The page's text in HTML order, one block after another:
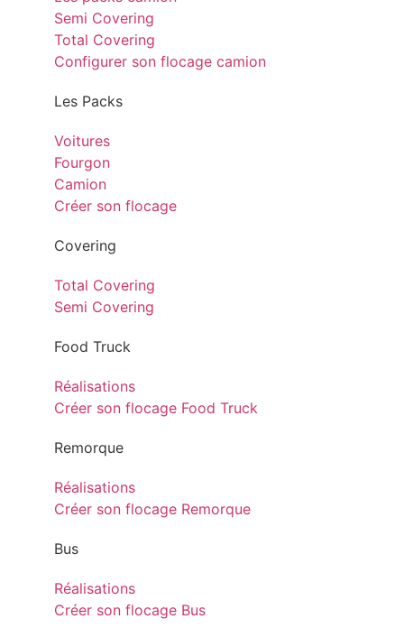
Semi Covering
Total Covering
Configurer son flocage camion
Les Packs
Voitures
Fourgon
Camion
Créer son flocage
Covering
Total Covering
Semi Covering
Food Truck
Réalisations
Créer son flocage Food Truck
Remorque
Réalisations
Créer son flocage Remorque
Bus
Réalisations
Créer son flocage Bus